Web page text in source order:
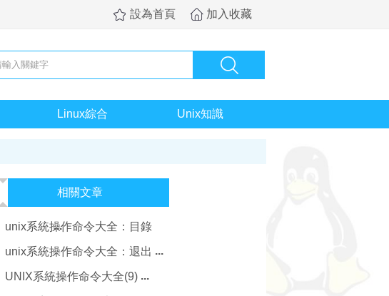
設為首頁 加入收藏
Linux綜合 Unix知識
相關文章
unix系統操作命令大全：目錄
操作命令
unix系統操作命令大全：退出
UNIX系統操作命令大全(9)